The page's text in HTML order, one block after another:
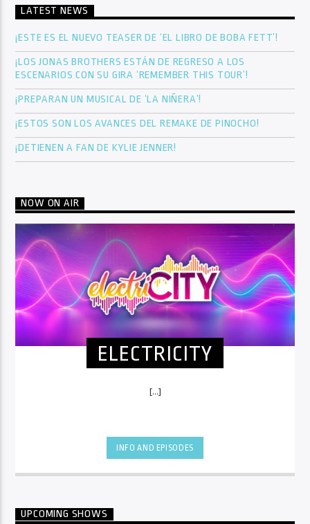
LATEST NEWS
¡ESTE ES EL NUEVO TEASER DE ‘EL LIBRO DE BOBA FETT’!
¡LOS JONAS BROTHERS ESTÁN DE REGRESO A LOS
ESCENARIOS CON SU GIRA ‘REMEMBER THIS TOUR’!
¡PREPARAN UN MUSICAL DE ‘LA NIÑERA’!
¡ESTOS SON LOS AVANCES DEL REMAKE DE PINOCHO!
¡DETIENEN A FAN DE KYLIE JENNER!
NOW ON AIR
ELECTRICITY
[...]
INFO AND EPISODES
UPCOMING SHOWS